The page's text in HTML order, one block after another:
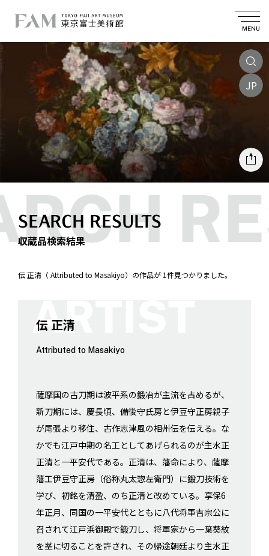
MENU
JP
SEARCH RESULTS
収蔵品検索結果
伝 正清（ Attributed to Masakiyo）の作品が 1件見つかりました。
伝 正清
Attributed to Masakiyo
薩摩国の古刀期は波平系の鍛冶が主流を占めるが、
新刀期には、慶長頃、備後守氏房と伊豆守正房親子
が尾張より移住、古作志津風の相州伝を伝える。な
かでも江戸中期の名工としてあげられるのが主水正
正清と一平安代である。正清は、藩命により、薩摩
藩工伊豆守正房（俗称丸太惣左衛門）に鍛刀技術を
学び、初銘を清盈、のち正清と改めている。享保6
年正月、同国の一平安代とともに八代将軍吉宗公に
召されて江戸浜御殿で鍛刀し、将軍家から一葉葵紋
を茎に切ることを許され、その帰途朝廷より主水正